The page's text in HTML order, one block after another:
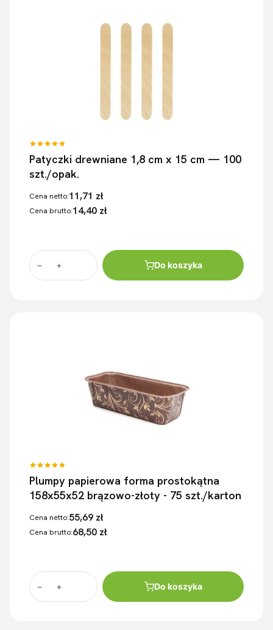
Patyczki drewniane 1,8 cm x 15 cm — 100
szt./opak.
Cena netto:11,71 zł
Cena brutto:14,40 zł
Do koszyka
Plumpy papierowa forma prostokątna
158x55x52 brązowo-złoty - 75 szt./karton
Cena netto:55,69 zł
Cena brutto:68,50 zł
Do koszyka